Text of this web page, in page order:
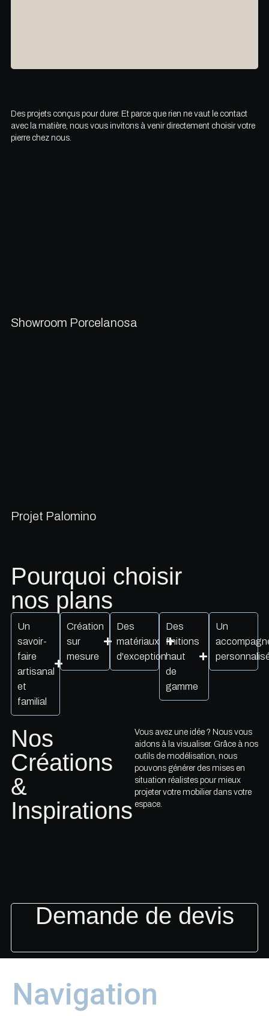
Des projets conçus pour durer. Et parce que rien ne vaut le contact
avec la matière, nous vous invitons à venir directement choisir votre
pierre chez nous.
Showroom Porcelanosa
Projet Palomino
Pourquoi choisir
nos plans
Un
savoir-
faire
artisanal
et
familial
Création
sur
mesure
Des
matériaux
d'exception
Des
finitions
haut
de
gamme
Un
Nos
Créations
&
Inspirations
Vous avez une idée ? Nous vous
aidons à la visualiser. Grâce à nos
outils de modélisation, nous
pouvons générer des mises en
situation réalistes pour mieux
projeter votre mobilier dans votre
espace.
Demande de devis
Navigation